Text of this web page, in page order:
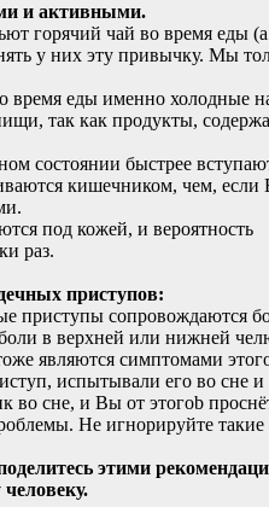
и активными.
горячий чай во время еды
у них эту привычку. Мы
время еды именно холодные
так как продукты,
состоянии быстрее
кишечником, чем,
под кожей, и вероятность
раз.
приступов:
приступы сопровождаются
в верхней или нижней
являются симптомами
испытывали его во сне и
во сне, и Вы от этогоb
Не игнорируйте такие
этими